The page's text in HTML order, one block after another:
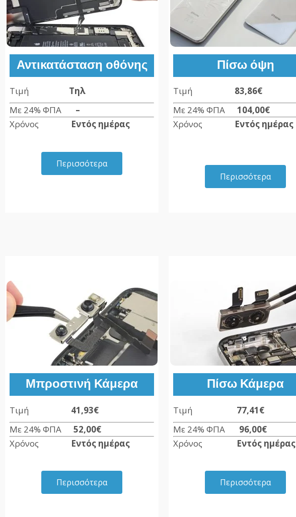
Αντικατάσταση οθόνης
Τιμή Τηλ
Με 24% ΦΠΑ –
Χρόνος Εντός ημέρας
Περισσότερα
Πίσω όψη
Τιμή 83,86€
Με 24% ΦΠΑ 104,00€
Χρόνος
Εντός ημέρας
Περισσότερα
Μπροστινή Κάμερα
Τιμή 41,93€
Με 24% ΦΠΑ
52,00€
Χρόνος Εντός ημέρας
Περισσότερα
Πίσω Κάμερα
Τιμή 77,41€
Με 24% ΦΠΑ 96,00€
Χρόνος Εντός ημέρας
Περισσότερα